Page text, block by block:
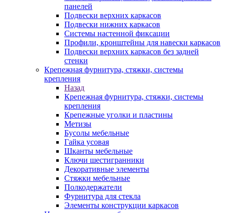
панелей
Подвески верхних каркасов
Подвески нижних каркасов
Системы настенной фиксации
Профили, кронштейны для навески каркасов
Подвески верхних каркасов без задней
стенки
Крепежная фурнитура, стяжки, системы
крепления
Назад
Крепежная фурнитура, стяжки, системы
крепления
Крепежные уголки и пластины
Метизы
Бусолы мебельные
Гайка усовая
Шканты мебельные
Ключи шестигранники
Декоративные элементы
Стяжки мебельные
Полкодержатели
Фурнитура для стекла
Элементы конструкции каркасов